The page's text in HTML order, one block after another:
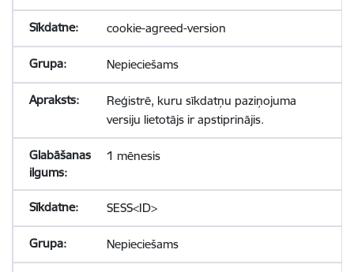
cookie-agreed-version
Nepieciešams
Reģistrē, kuru sīkdatņu paziņojuma
versiju lietotājs ir apstiprinājis.
1 mēnesis
SESS<ID>
Nepieciešams